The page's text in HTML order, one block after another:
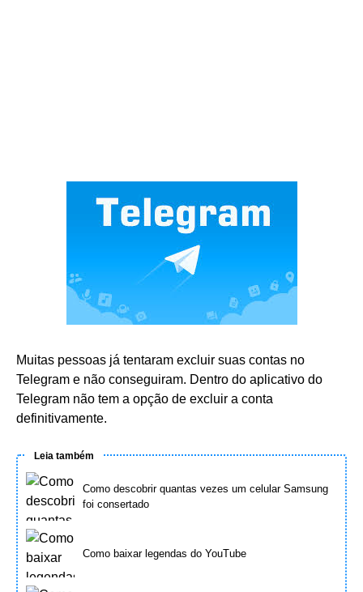
Muitas pessoas já tentaram excluir suas contas no
Telegram e não conseguiram. Dentro do aplicativo do
Telegram não tem a opção de excluir a conta
definitivamente.
Leia também
Como descobrir quantas vezes um celular Samsung
foi consertado
Como baixar legendas do YouTube